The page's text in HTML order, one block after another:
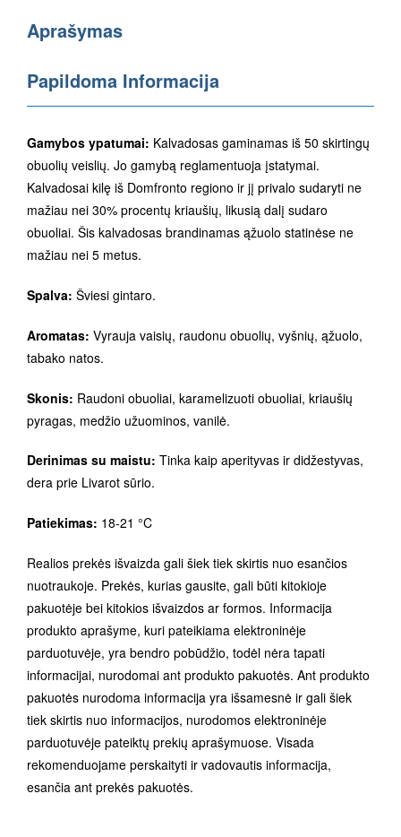
Aprašymas
Papildoma Informacija
Gamybos ypatumai: Kalvadosas gaminamas iš 50 skirtingų
obuolių veislių. Jo gamybą reglamentuoja įstatymai.
Kalvadosai kilę iš Domfronto regiono ir jį privalo sudaryti ne
mažiau nei 30% procentų kriaušių, likusią dalį sudaro
obuoliai. Šis kalvadosas brandinamas ąžuolo statinėse ne
mažiau nei 5 metus.
Spalva: Šviesi gintaro.
Aromatas: Vyrauja vaisių, raudonu obuolių, vyšnių, ąžuolo,
tabako natos.
Skonis: Raudoni obuoliai, karamelizuoti obuoliai, kriaušių
pyragas, medžio užuominos, vanilė.
Derinimas su maistu: Tinka kaip aperityvas ir didžestyvas,
dera prie Livarot sūrio.
Patiekimas: 18-21 °C
Realios prekės išvaizda gali šiek tiek skirtis nuo esančios
nuotraukoje. Prekės, kurias gausite, gali būti kitokioje
pakuotėje bei kitokios išvaizdos ar formos. Informacija
produkto aprašyme, kuri pateikiama elektroninėje
parduotuvėje, yra bendro pobūdžio, todėl nėra tapati
informacijai, nurodomai ant produkto pakuotės. Ant produkto
pakuotės nurodoma informacija yra išsamesnė ir gali šiek
tiek skirtis nuo informacijos, nurodomos elektroninėje
parduotuvėje pateiktų prekių aprašymuose. Visada
rekomenduojame perskaityti ir vadovautis informacija,
esančia ant prekės pakuotės.